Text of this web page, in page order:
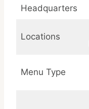
Headquarters
Locations
Menu Type